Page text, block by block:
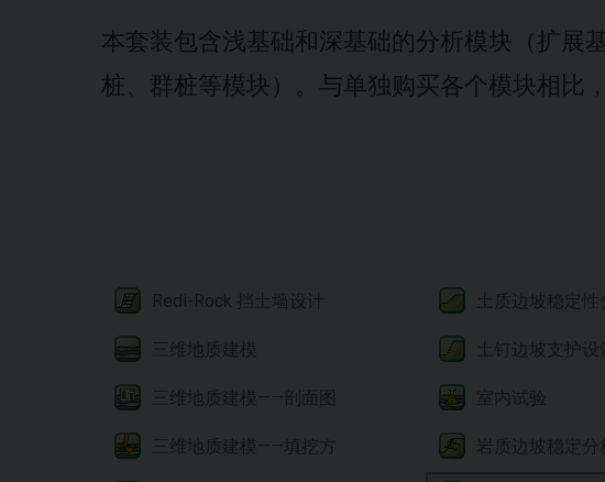
本套装包含浅基础和深基础的分析模块（扩展
桩、群桩等模块）。与单独购买各个模块相比
Redi-Rock 挡土墙设计
三维地质建模
三维地质建模——剖面图
三维地质建模——填挖方
土质边坡稳定性
土钉边坡支护设
室内试验
岩质边坡稳定分